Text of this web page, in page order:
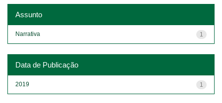
Assunto
1
Narrativa
Data de Publicação
1
2019